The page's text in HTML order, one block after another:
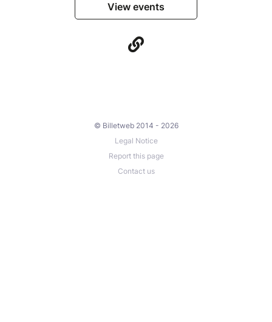
View events
© Billetweb 2014 - 2026
Legal Notice
Report this page
Contact us